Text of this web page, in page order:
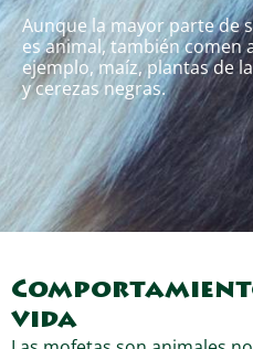
Aunque la mayor parte de
es animal, también comen
ejemplo, maíz, plantas de
y cerezas negras.
vida